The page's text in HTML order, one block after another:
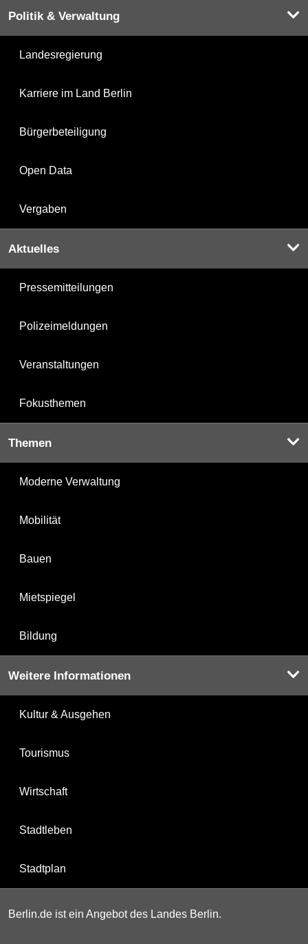
Politik & Verwaltung
Landesregierung
Karriere im Land Berlin
Bürgerbeteiligung
Open Data
Vergaben
Aktuelles
Pressemitteilungen
Polizeimeldungen
Veranstaltungen
Fokusthemen
Themen
Moderne Verwaltung
Mobilität
Bauen
Mietspiegel
Bildung
Weitere Informationen
Kultur & Ausgehen
Tourismus
Wirtschaft
Stadtleben
Stadtplan
Berlin.de ist ein Angebot des Landes Berlin.